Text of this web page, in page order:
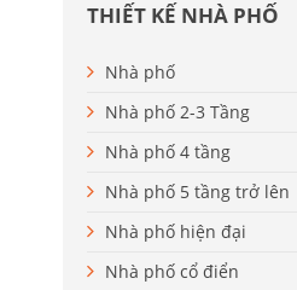
THIẾT KẾ NHÀ PHỐ
Nhà phố
Nhà phố 2-3 Tầng
Nhà phố 4 tầng
Nhà phố 5 tầng trở lên
Nhà phố hiện đại
Nhà phố cổ điển